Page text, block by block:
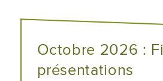
Octobre 2026 :
présentations